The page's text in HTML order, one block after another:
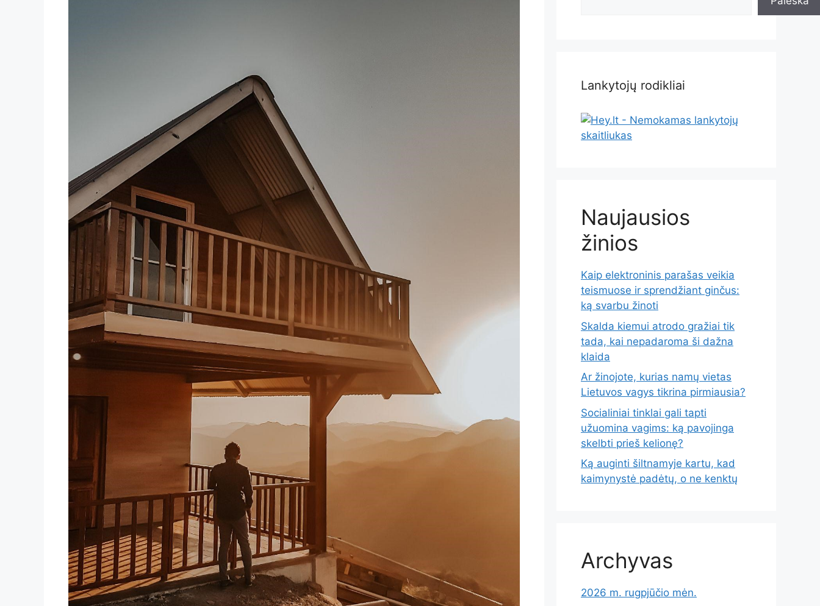
Lankytojų rodikliai
Naujausios
žinios
Kaip elektroninis parašas veikia
teismuose ir sprendžiant ginčus:
ką svarbu žinoti
Skalda kiemui atrodo gražiai tik
tada, kai nepadaroma ši dažna
klaida
Ar žinojote, kurias namų vietas
Lietuvos vagys tikrina pirmiausia?
Socialiniai tinklai gali tapti
užuomina vagims: ką pavojinga
skelbti prieš kelionę?
Ką auginti šiltnamyje kartu, kad
kaimynystė padėtų, o ne kenktų
Archyvas
2026 m. rugpjūčio mėn.